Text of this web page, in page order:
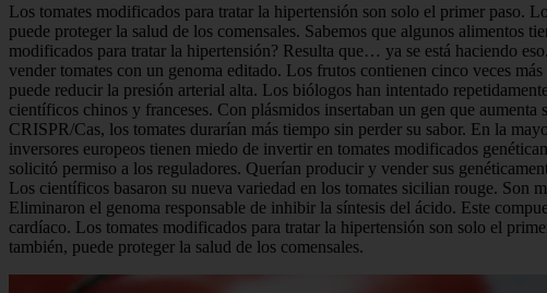
Los tomates modificados para tratar la hipertensión son solo el primer paso.
puede proteger la salud de los comensales. Sabemos que algunos alimentos
modificados para tratar la hipertensión? Resulta que… ya se está haciendo
vender tomates con un genoma editado. Los frutos contienen cinco veces
puede reducir la presión arterial alta. Los biólogos han intentado
científicos chinos y franceses. Con plásmidos insertaban un gen que
CRISPR/Cas, los tomates durarían más tiempo sin perder su sabor. En la
inversores europeos tienen miedo de invertir en tomates modificados
solicitó permiso a los reguladores. Querían producir y vender sus
Los científicos basaron su nueva variedad en los tomates sicilian rouge. Son
Eliminaron el genoma responsable de inhibir la síntesis del ácido. Este
cardíaco. Los tomates modificados para tratar la hipertensión son solo el
también, puede proteger la salud de los comensales.